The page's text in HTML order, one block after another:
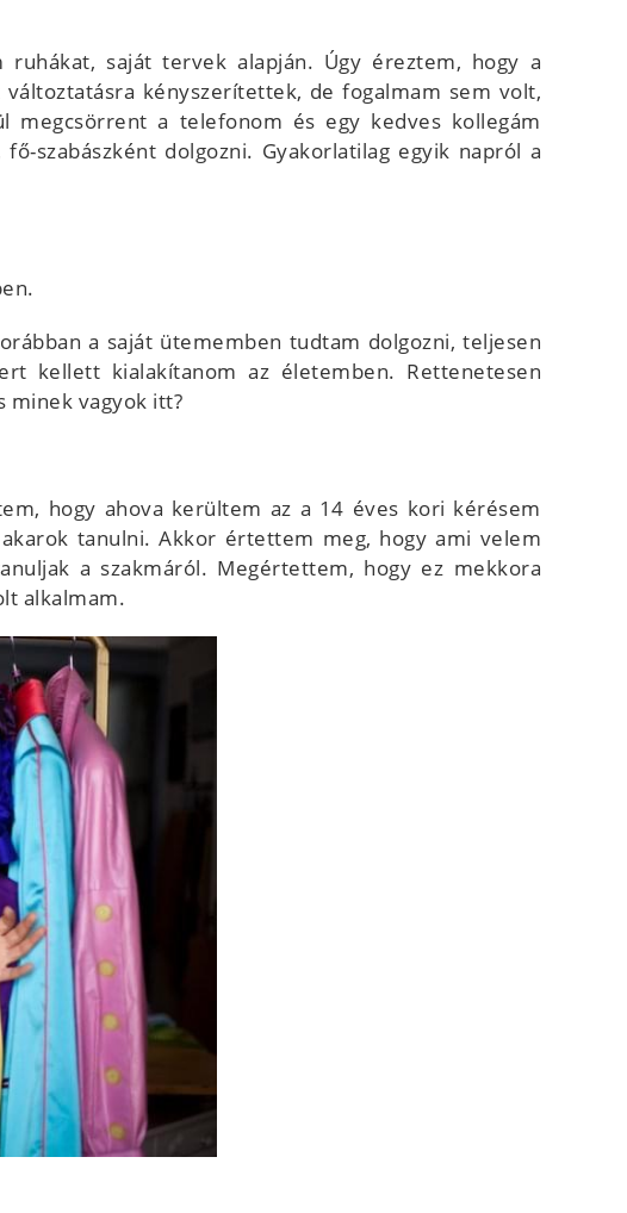
saját tervek alapján. Úgy éreztem, hogy a
kényszerítettek, de fogalmam sem volt,
a telefonom és egy kedves kollegám
szabászként dolgozni. Gyakorlatilag egyik napról a
a saját ütememben tudtam dolgozni, teljesen
kellett kialakítanom az életemben. Rettenetesen
minek vagyok itt?
hogy ahova kerültem az a 14 éves kori kérésem
tanulni. Akkor értettem meg, hogy ami velem
a szakmáról. Megértettem, hogy ez mekkora
alkalmam.